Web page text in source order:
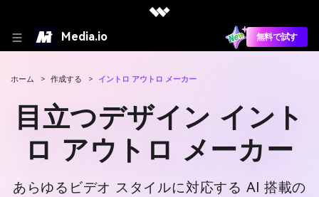
Media.io 無料で試す
ホーム > 作成する > イントロ アウトロ メーカー
目立つデザイン イント
ロ アウトロ メーカー
あらゆるビデオ スタイルに対応する AI 搭載の